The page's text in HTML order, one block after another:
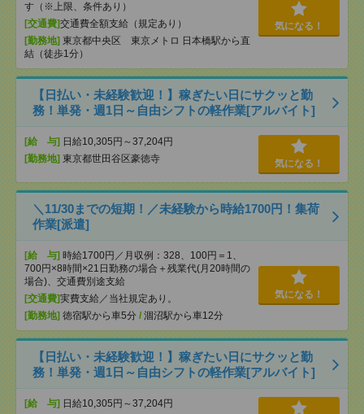
す（※上限、条件あり）
[交通費]交通費全額支給（規定あり）
[勤務地] 東京都中央区 東京メトロ 日本橋駅から直
結（徒歩1分）
気になる！
【日払い・未経験歓迎！】稼ぎたい日にサクッと勤
務！単発・週1日～自由シフトの軽作業[アルバイト]
[給 与] 日給10,305円～37,204円
[勤務地] 東京都世田谷区豪徳寺 気になる！
＼11/30までの短期！／未経験から時給1700円！集荷
作業[派遣]
[給 与] 時給1700円／月収例：328、100円＝1、
700円×8時間×21日勤務の場合＋残業代(月20時間の
場合)、交通費別途支給
[交通費]実費支給／当社規定あり。
[勤務地] 徳宿駅から車5分 / 涸沼駅から車12分
気になる！
【日払い・未経験歓迎！】稼ぎたい日にサクッと勤
務！単発・週1日～自由シフトの軽作業[アルバイト]
[給 与] 日給10,305円～37,204円